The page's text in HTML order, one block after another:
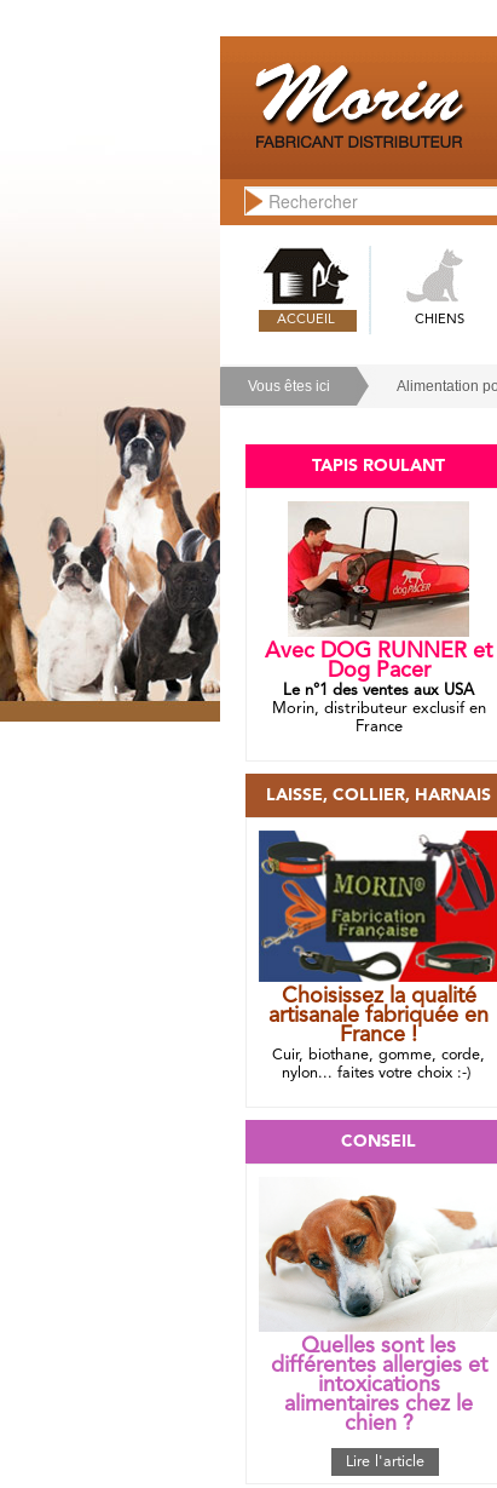
ACCUEIL CHIENS
Vous êtes ici Alimentation
TAPIS ROULANT
Avec DOG RUNNER et
Dog Pacer
Le n°1 des ventes aux USA
Morin, distributeur exclusif en
France
LAISSE, COLLIER, HARNAIS
Choisissez la qualité
artisanale fabriquée en
France !
Cuir, biothane, gomme, corde,
nylon... faites votre choix :-)
CONSEIL
Quelles sont les
différentes allergies et
intoxications
alimentaires chez le
chien ?
Lire l'article